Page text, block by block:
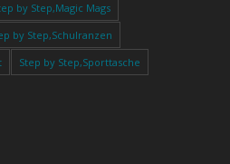
by Step,Magic Mags
by Step,Schulranzen
Step by Step,Sporttasche